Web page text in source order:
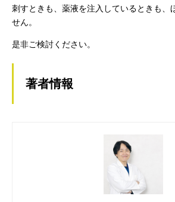
刺すときも、薬液を注入しているときも、
せん。
是非ご検討ください。
著者情報